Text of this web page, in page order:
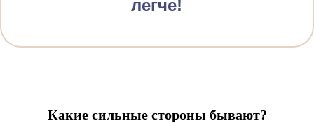
легче!
Какие сильные стороны бывают?